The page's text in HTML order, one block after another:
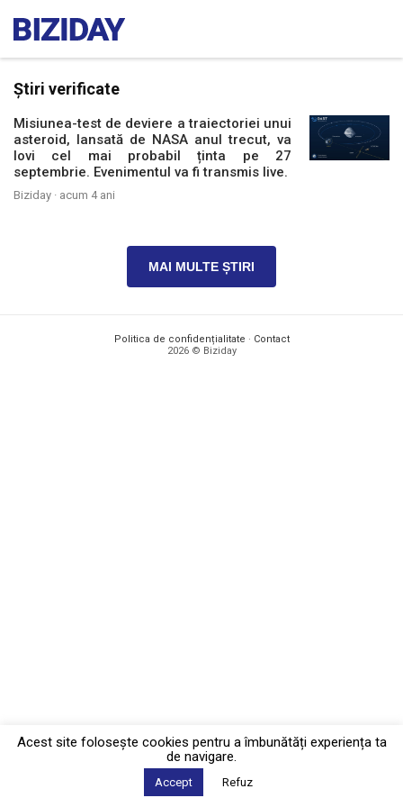
Știri verificate
Misiunea-test de deviere a traiectoriei unui
asteroid, lansată de NASA anul trecut, va
lovi cel mai probabil ținta pe 27
septembrie. Evenimentul va fi transmis live.
Biziday · acum 4 ani
MAI MULTE ȘTIRI
Politica de confidențialitate · Contact
2026 © Biziday
Acest site foloseşte cookies pentru a îmbunătăți experiența ta
de navigare.
Accept Refuz